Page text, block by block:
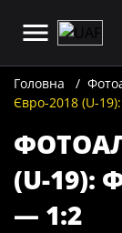
Головна
Євро-2018 (U-
(U-19):
— 1:2